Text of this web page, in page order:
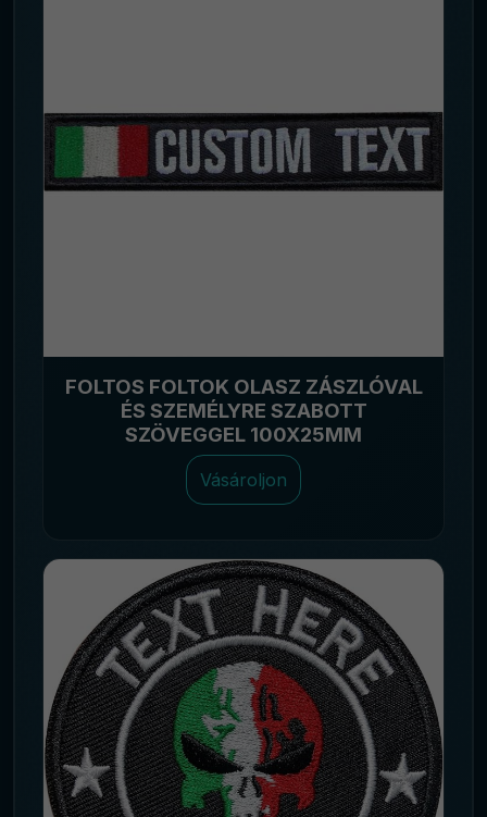
FOLTOS FOLTOK OLASZ ZÁSZLÓVAL
ÉS SZEMÉLYRE SZABOTT
SZÖVEGGEL 100X25MM
Vásároljon